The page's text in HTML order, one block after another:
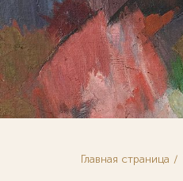
Главная страница